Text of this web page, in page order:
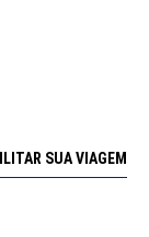
SUA VIAGEM